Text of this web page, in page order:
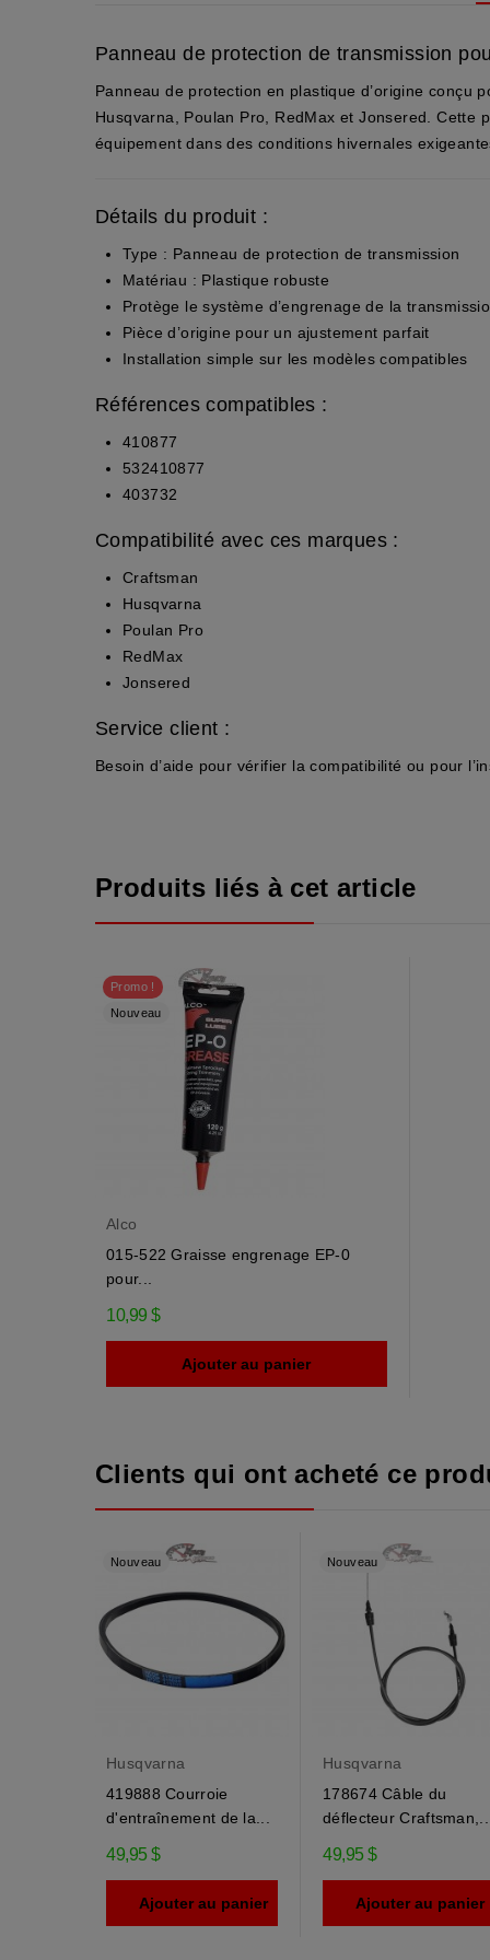
Panneau de protection de transmission
Panneau de protection en plastique d’origine conçu
Husqvarna, Poulan Pro, RedMax et Jonsered.
équipement dans des conditions hivernales
Détails du produit :
Type : Panneau de protection de transmission
Matériau : Plastique robuste
Protège le système d’engrenage de la
Pièce d’origine pour un ajustement parfait
Installation simple sur les modèles compatibles
Références compatibles :
410877
532410877
403732
Compatibilité avec ces marques :
Craftsman
Husqvarna
Poulan Pro
RedMax
Jonsered
Service client :
Besoin d’aide pour vérifier la compatibilité ou pour
Produits liés à cet article
Promo !
Nouveau
Alco
015-522 Graisse engrenage EP-0
pour...
10,99 $
Ajouter au panier
Clients qui ont acheté ce
Nouveau
Husqvarna
419888 Courroie
d'entraînement de la...
49,95 $
Ajouter au panier
Nouveau
Husqvarna
178674 Câble du
déflecteur
49,95 $
Ajouter au panier